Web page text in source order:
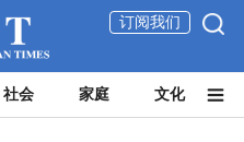
订阅我们
社会 家庭 文化